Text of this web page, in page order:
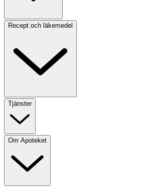
Recept och läkemedel
Tjänster
Om Apoteket